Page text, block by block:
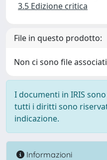
3.5 Edizione critica
File in questo prodotto:
Non ci sono file
I documenti in IRIS
tutti i diritti sono
indicazione.
Informazioni